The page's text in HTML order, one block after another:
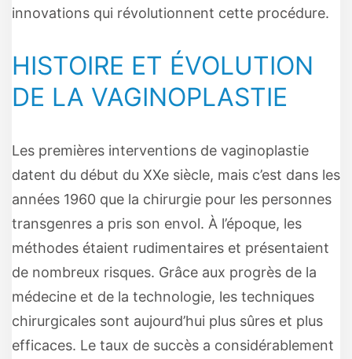
innovations qui révolutionnent cette procédure.
HISTOIRE ET ÉVOLUTION
DE LA VAGINOPLASTIE
Les premières interventions de vaginoplastie
datent du début du XXe siècle, mais c’est dans les
années 1960 que la chirurgie pour les personnes
transgenres a pris son envol. À l’époque, les
méthodes étaient rudimentaires et présentaient
de nombreux risques. Grâce aux progrès de la
médecine et de la technologie, les techniques
chirurgicales sont aujourd’hui plus sûres et plus
efficaces. Le taux de succès a considérablement